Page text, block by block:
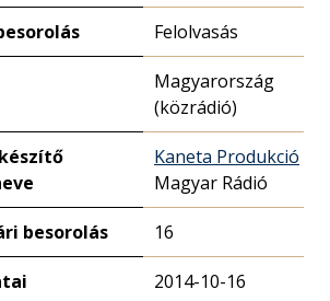
Felolvasás
Magyarország
(közrádió)
Kaneta Produkció
Magyar Rádió
besorolás 16
2014-10-16